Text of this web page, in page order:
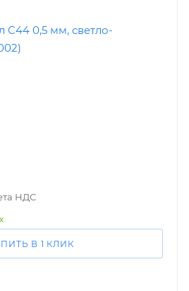
НДС
В 1 КЛИК